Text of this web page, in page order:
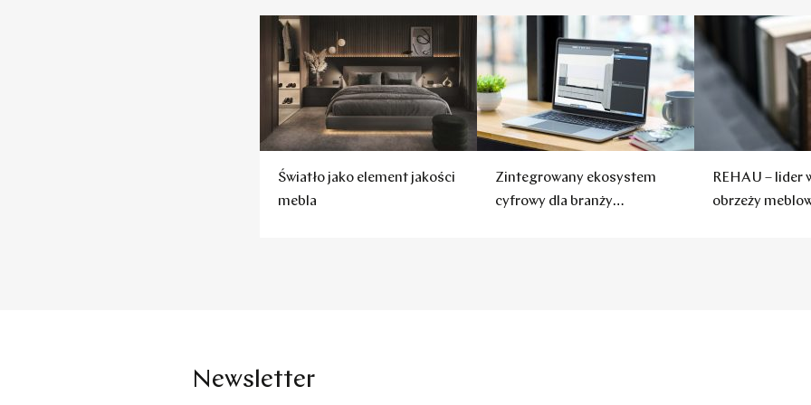
Światło jako element jakości
mebla
Zintegrowany ekosystem
cyfrowy dla branży
REHAU – lider
obrzeży
Newsletter